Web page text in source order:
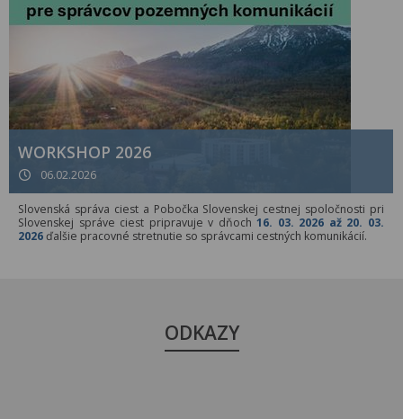
WORKSHOP 2026
06.02.2026
Slovenská správa ciest a Pobočka Slovenskej cestnej spoločnosti pri
Slovenskej správe ciest pripravuje v dňoch16. 03. 2026 až 20. 03.
2026ďalšie pracovné stretnutie so správcami cestných komunikácií.
ODKAZY